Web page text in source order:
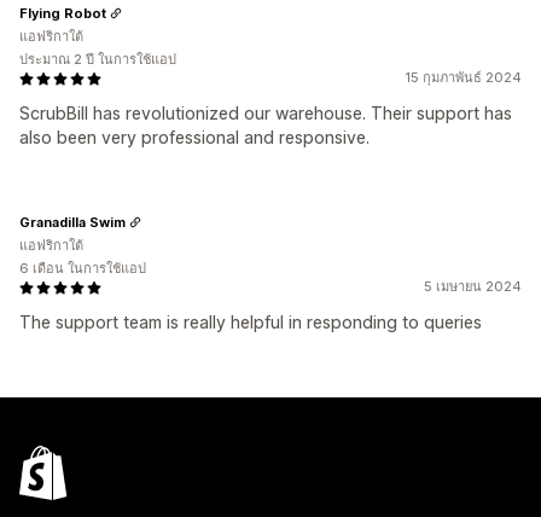
15 กุมภาพันธ์ 2024
ScrubBill has revolutionized our warehouse. Their support has
also been very professional and responsive.
Flying Robot
แอฟริกาใต้
ประมาณ 2 ปี ในการใช้แอป
5 เมษายน 2024
The support team is really helpful in responding to queries
Granadilla Swim
แอฟริกาใต้
6 เดือน ในการใช้แอป